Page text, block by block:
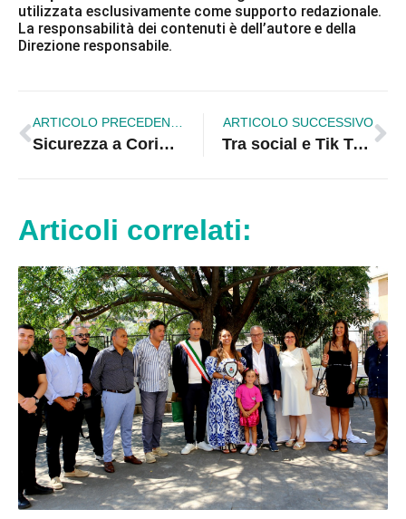
utilizzata esclusivamente come supporto redazionale.
La responsabilità dei contenuti è dell’autore e della
Direzione responsabile.
Sicurezza a Corigliano-Rossano: un appello all’unità per fermare il “Far West”
ARTICOLO SUCCESSIVO
Tra social e Tik Tok stiamo allevando imbambolati. Se ne parla oggi al Paolella, per il ventennale della pedagogista Teresa Pia Renzo
Articoli correlati: